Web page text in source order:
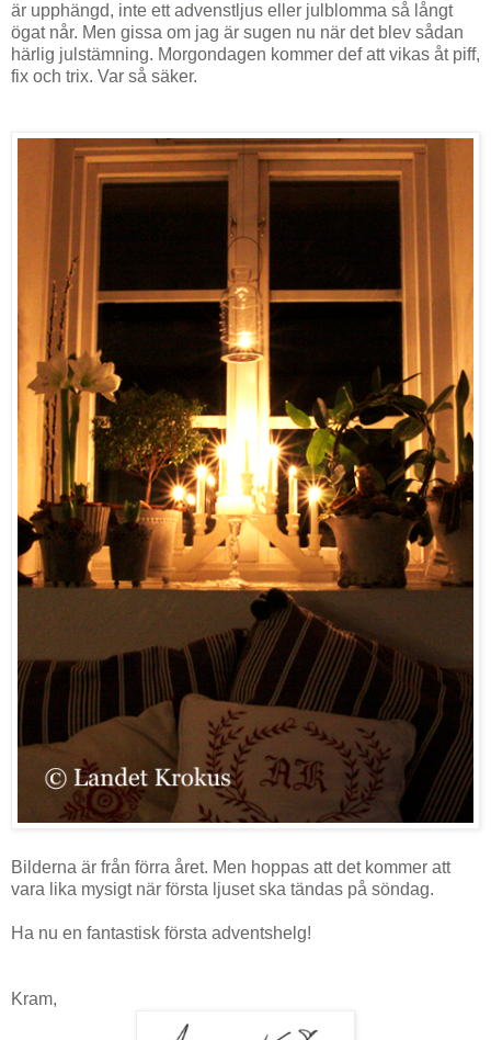
är upphängd, inte ett advenstljus eller julblomma så långt
ögat når. Men gissa om jag är sugen nu när det blev sådan
härlig julstämning. Morgondagen kommer def att vikas åt piff,
fix och trix. Var så säker.
Bilderna är från förra året. Men hoppas att det kommer att
vara lika mysigt när första ljuset ska tändas på söndag.
Ha nu en fantastisk första adventshelg!
Kram,